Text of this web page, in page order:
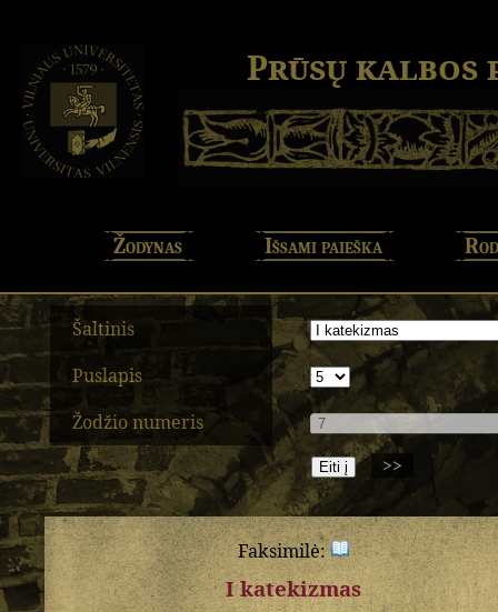
Prūsų kalbos
Žodynas Išsami paieška
Šaltinis
Puslapis
Žodžio numeris
>>
Faksimilė:
I katekizmas